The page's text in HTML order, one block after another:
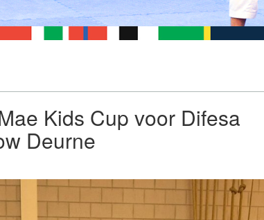
Kids Cup voor Difesa
Deurne